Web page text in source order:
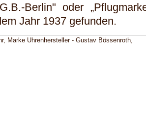
Berlin" oder
Jahr 1937 gefunden.